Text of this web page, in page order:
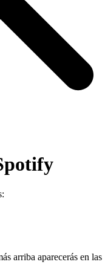
arriba aparecerás en las